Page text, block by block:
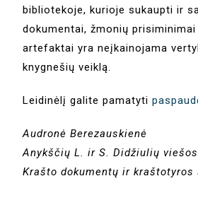
bibliotekoje, kurioje sukaupti ir
dokumentai, žmonių
artefaktai yra neįkainojama
knygnešių veiklą.
Leidinėlį galite pamatyti
Audronė Berezauskienė
Anykščių L. ir S. Didžiulių
Krašto dokumentų ir kraštotyros